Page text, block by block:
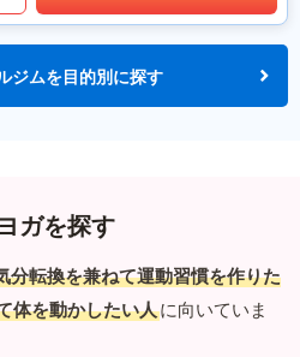
ジムを目的別に探す
ガを探す
分転換を兼ねて運動習慣を作りた
体を動かしたい人に向いていま